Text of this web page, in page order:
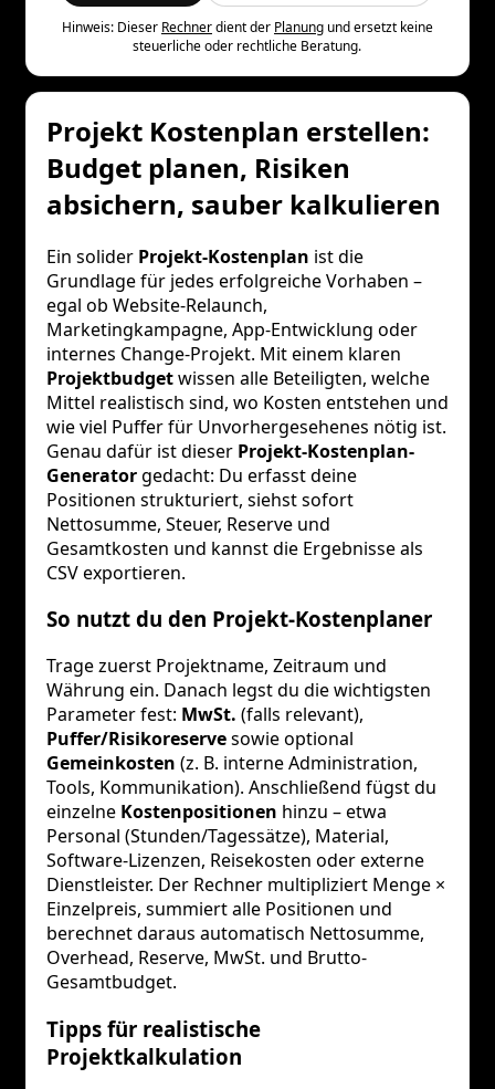
Hinweis: Dieser Rechnerdient der Planungund ersetzt keine
steuerliche oder rechtliche Beratung.
Projekt Kostenplan erstellen:
Budget planen, Risiken
absichern, sauber kalkulieren
Ein solider Projekt-Kostenplan ist die
Grundlage für jedes erfolgreiche Vorhaben –
egal ob Website-Relaunch,
Marketingkampagne, App-Entwicklung oder
internes Change-Projekt. Mit einem klaren
Projektbudgetwissen alle Beteiligten, welche
Mittel realistisch sind, wo Kosten entstehen und
wie viel Puffer für Unvorhergesehenes nötig ist.
Genau dafür ist dieser Projekt-Kostenplan-
Generatorgedacht: Du erfasst deine
Positionen strukturiert, siehst sofort
Nettosumme, Steuer, Reserve und
Gesamtkosten und kannst die Ergebnisse als
CSV exportieren.
So nutzt du den Projekt-Kostenplaner
Trage zuerst Projektname, Zeitraum und
Währung ein. Danach legst du die wichtigsten
Parameter fest: MwSt. (falls relevant),
Puffer/Risikoreservesowie optional
Gemeinkosten (z. B. interne Administration,
Tools, Kommunikation). Anschließend fügst du
einzelne Kostenpositionen hinzu – etwa
Personal (Stunden/Tagessätze), Material,
Software-Lizenzen, Reisekosten oder externe
Dienstleister. Der Rechner multipliziert Menge ×
Einzelpreis, summiert alle Positionen und
berechnet daraus automatisch Nettosumme,
Overhead, Reserve, MwSt. und Brutto-
Gesamtbudget.
Tipps für realistische
Projektkalkulation